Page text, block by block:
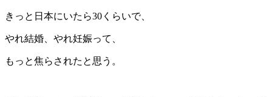
きっと日本にいたら30くらいで、
やれ結婚、やれ妊娠って、
もっと焦らされたと思う。